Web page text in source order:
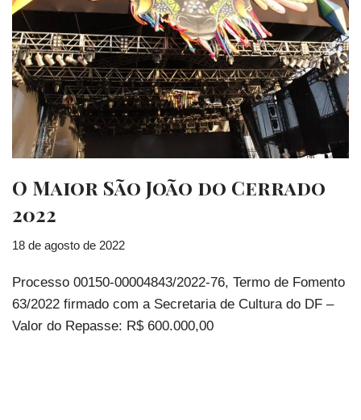
O Maior São João do Cerrado
2022
18 de agosto de 2022
Processo 00150-00004843/2022-76, Termo de Fomento
63/2022 firmado com a Secretaria de Cultura do DF –
Valor do Repasse: R$ 600.000,00